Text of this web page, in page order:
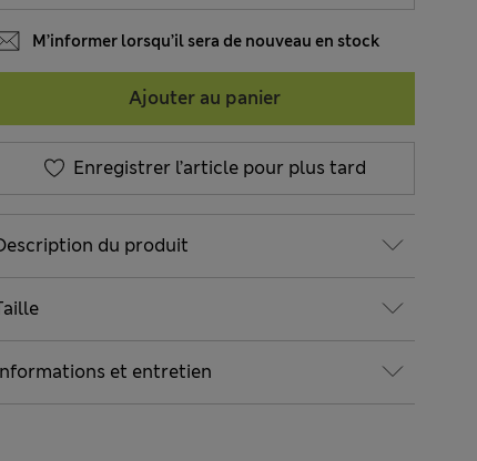
M’informer lorsqu’il sera de nouveau en stock
Ajouter au panier
Enregistrer l’article pour plus tard
du produit
et entretien